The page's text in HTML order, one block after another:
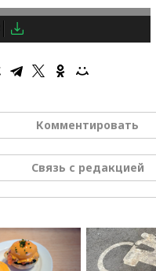
Комментировать
Связь с редакцией